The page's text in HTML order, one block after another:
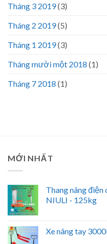
Tháng 3 2019(3)
Tháng 2 2019(5)
Tháng 1 2019(3)
Tháng mười một 2018 (1)
Tháng 7 2018 (1)
MỚI NHẤT
Thang nâng
NIULI - 125kg
Xe nâng tay